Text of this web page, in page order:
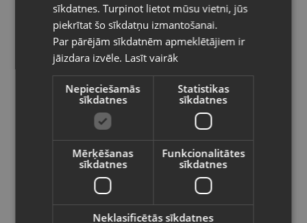
4.30€
Bresser DST-1028 5.1MP
Pasūtījumi tiks piegādāti uz
izvēlēto valsti
Vietnes saturs būs attēlots izvēlētajā
valodā
Valsts
Latviešu / Latvian
sīkdatnes. Turpinot lietot mūsu vietni, jūs
piekrītat šo sīkdatņu izmantošanai.
Par pārējām sīkdatnēm apmeklētājiem ir
jāizdara izvēle. Lasīt vairāk
Nepieciešamās
sīkdatnes
Statistikas
sīkdatnes
Mērķēšanas
sīkdatnes
Funkcionalitātes
sīkdatnes
Neklasificētās sīkdatnes